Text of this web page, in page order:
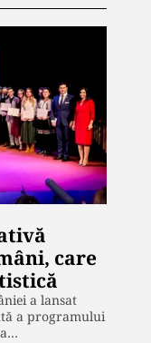
care
a lansat
a programului